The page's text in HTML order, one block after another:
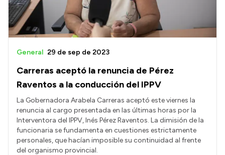
Presupuesto
Boletín Oficial
Compras y licitaciones
Consulta de pago a proveedores
Convocatorias
Intranet
Login
Carreras aceptó la renuncia de Pérez
Raventos a la conducción del IPPV
General 29 de sep de 2023
La Gobernadora Arabela Carreras aceptó este viernes la
renuncia al cargo presentada en las últimas horas por la
Interventora del IPPV, Inés Pérez Raventos. La dimisión de la
funcionaria se fundamenta en cuestiones estrictamente
personales, que hacían imposible su continuidad al frente
del organismo provincial.